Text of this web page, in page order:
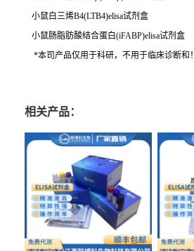
小鼠白三烯B4(LTB4)elisa试剂盒
小鼠肠脂肪酸结合蛋白(iFABP)elisa试剂盒
*本司产品仅用于科研，不用于临床诊断和！
相关产品：